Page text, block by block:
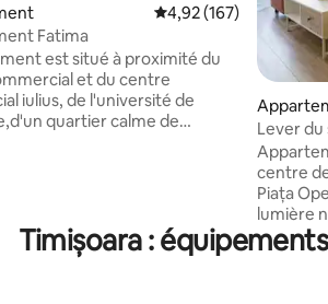
Évaluation moyenne
4,92 (167)
Fatima
est situé à proximité du
et du centre
iulius, de l'université de
quartier calme de
- réfrigérateur - télévision
télévision par câble,Netflix -
Lever du
vieille
centre
Piața
lumière
directe
depuis la cuisine.
Timișoara :